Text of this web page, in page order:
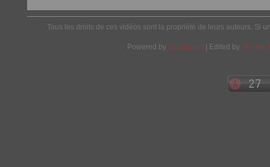
Tous les droits de ces vidéos sont la propriété de leurs auteurs. Si
Powered by Wordpress | Edited by Yes We